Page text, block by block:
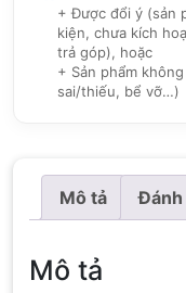
+ Được đổi ý (sản
kiện, chưa kích
trả góp), hoặc
+ Sản phẩm
sai/thiếu, bể vỡ…)
Mô tả Đánh
Mô tả